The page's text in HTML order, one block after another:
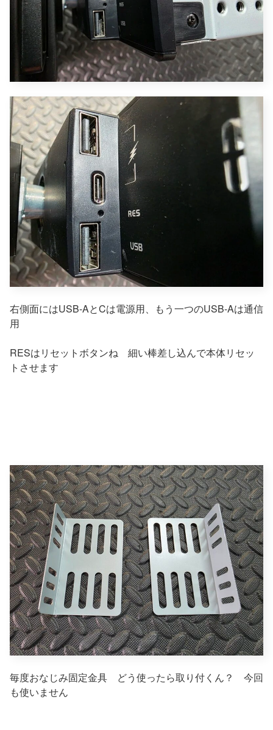
右側面にはUSB-AとCは電源用、もう一つのUSB-Aは通信
用
RESはリセットボタンね 細い棒差し込んで本体リセッ
トさせます
毎度おなじみ固定金具 どう使ったら取り付くん？ 今回
も使いません